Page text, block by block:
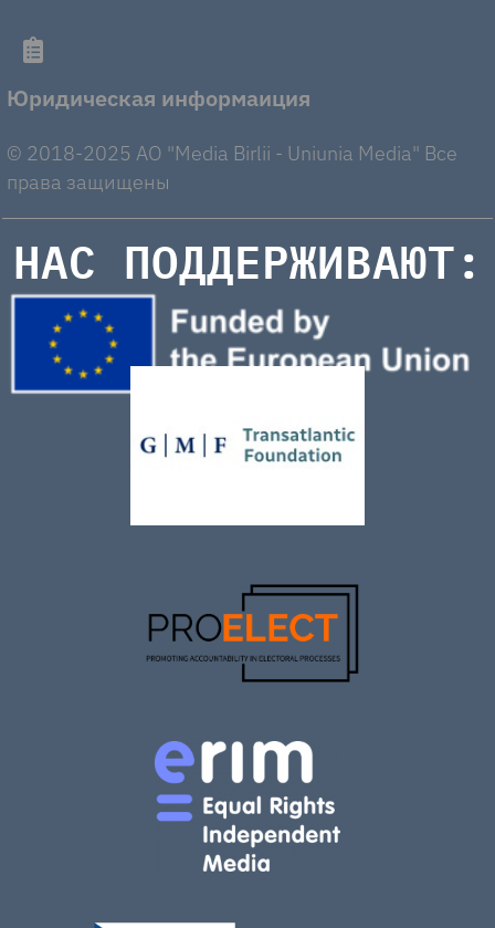
Юридическая информаиция
© 2018-2025 AO "Media Birlii - Uniunia Media" Все
права защищены
НАС ПОДДЕРЖИВАЮТ: